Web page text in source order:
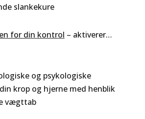
slankekure
for din kontrol – aktiverer…
og psykologiske
krop og hjerne med henblik
vægttab